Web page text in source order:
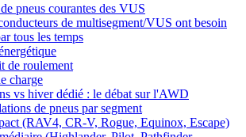
pneus courantes des VUS
de multisegment/VUS ont besoin
tous les temps
de roulement
charge
vs hiver dédié : le débat sur l'AWD
de pneus par segment
(RAV4, CR-V, Rogue, Equinox, Escape)